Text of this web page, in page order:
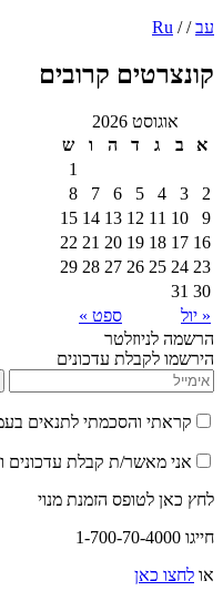
קרובים
ד ה ו
ש
5
6
7
8
12
13
14
15
19
20
21
22
26
27
28
29
ספט »
עדכונים
והסכמתי לתנאים בעמוד
ת קבלת עדכונים והצעות
הזמנת מנוי